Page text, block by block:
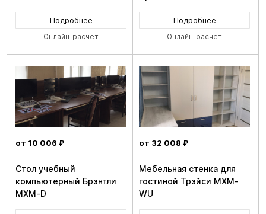
Подробнее
Онлайн-расчёт
Подробнее
Онлайн-расчёт
от 10 006 ₽
Стол учебный
компьютерный Брэнтли
MXM-D
от 32 008 ₽
Мебельная стенка для
гостиной Трэйси MXM-
WU